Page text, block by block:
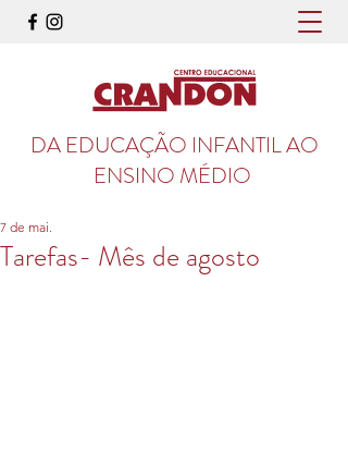
DA EDUCAÇÃO INFANTIL AO
ENSINO MÉDIO
Tarefas- Mês de agosto
7 de mai.